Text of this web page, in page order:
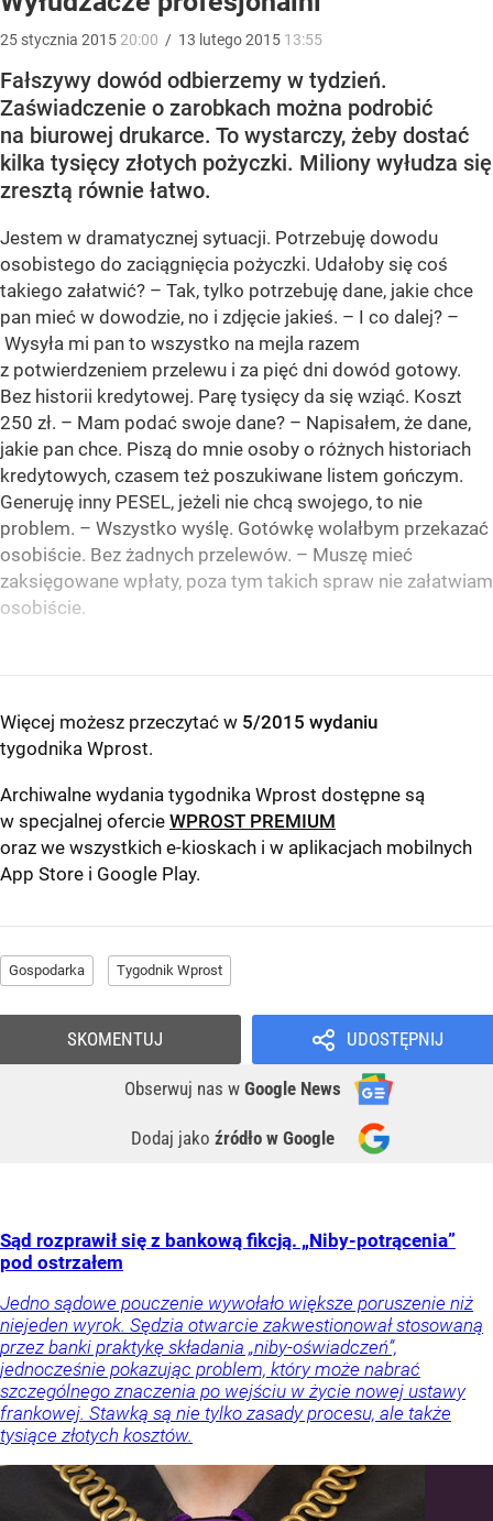
25 stycznia 2015 20:00 / 13 lutego2015 13:55
Fałszywy dowód odbierzemy w tydzień.
Zaświadczenie o zarobkach można podrobić
na biurowej drukarce. To wystarczy, żeby dostać
kilka tysięcy złotych pożyczki. Miliony wyłudza się
zresztą równie łatwo.
Jestem w dramatycznej sytuacji. Potrzebuję dowodu
osobistego do zaciągnięcia pożyczki. Udałoby się coś
takiego załatwić? – Tak, tylko potrzebuję dane, jakie chce
pan mieć w dowodzie, no i zdjęcie jakieś. – I co dalej? –
Wysyła mi pan to wszystko na mejla razem
z potwierdzeniem przelewu i za pięć dni dowód gotowy.
Bez historii kredytowej. Parę tysięcy da się wziąć. Koszt
250 zł. – Mam podać swoje dane? – Napisałem, że dane,
jakie pan chce. Piszą do mnie osoby o różnych historiach
kredytowych, czasem też poszukiwane listem gończym.
Generuję inny PESEL, jeżeli nie chcą swojego, to nie
problem. – Wszystko wyślę. Gotówkę wolałbym przekazać
osobiście. Bez żadnych przelewów. – Muszę mieć
zaksięgowane wpłaty, poza tym takich spraw nie załatwiam
osobiście.
Więcej możesz przeczytać w 5/2015 wydaniu
tygodnika Wprost.
Archiwalne wydania tygodnika Wprost dostępne są
w specjalnej ofercie WPROST PREMIUM
oraz we wszystkich e-kioskach i w aplikacjach mobilnych
App Store i Google Play.
Gospodarka Tygodnik Wprost
UDOSTĘPNIJ
Obserwuj nas w Google News
Dodaj jako źródło w Google
SKOMENTUJ
Sąd rozprawił się z bankową fikcją. „Niby-potrącenia”
pod ostrzałem
Jedno sądowe pouczenie wywołało większe poruszenie niż
niejeden wyrok. Sędzia otwarcie zakwestionował stosowaną
przez banki praktykę składania „niby-oświadczeń”,
jednocześnie pokazując problem, który może nabrać
szczególnego znaczenia po wejściu w życie nowej ustawy
frankowej. Stawką są nie tylko zasady procesu, ale także
tysiące złotych kosztów.